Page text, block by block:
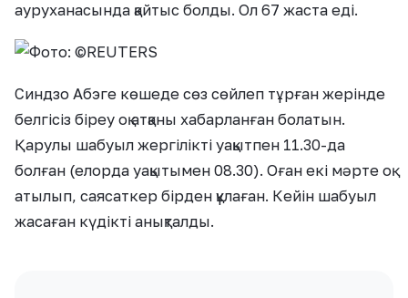
ауруханасында қайтыс болды. Ол 67 жаста еді.
Синдзо Абэге көшеде сөз сөйлеп тұрған жерінде
белгісіз біреу оқ атқаны хабарланған болатын.
Қарулы шабуыл жергілікті уақытпен 11.30-да
болған (елорда уақытымен 08.30). Оған екі мәрте оқ
атылып, саясаткер бірден құлаған. Кейін шабуыл
жасаған күдікті анықталды.